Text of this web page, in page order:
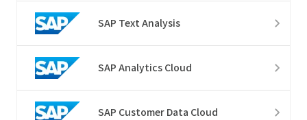
SAP Text Analysis
SAP Analytics Cloud
SAP Customer Data Cloud